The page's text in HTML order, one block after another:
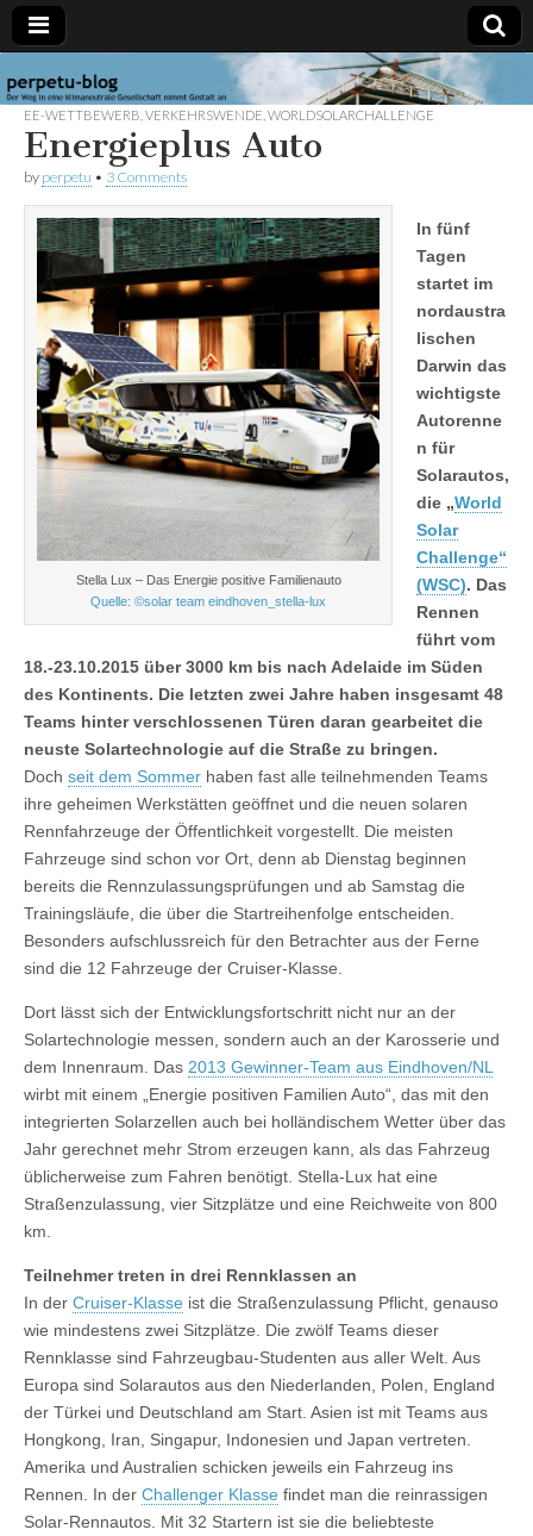
perpetu-
blog
Der Weg in
eine
klimaneutrale
Gesellschaft
nimmt
Gestalt an
EE-WETTBEWERB VERKEHRSWENDE WORLDSOLARCHALLENGE
Energieplus Auto
by perpetu • 3 Comments
Stella Lux – Das Energie positive Familienauto
Quelle: ©solar team eindhoven_stella-lux
In fünf
Tagen
startet im
nordaustra
lischen
Darwin das
wichtigste
Autorenne
n für
Solarautos,
die „World
Solar
Challenge“
(WSC). Das
Rennen
führt vom
18.-23.10.2015 über 3000 km bis nach Adelaide im Süden
des Kontinents. Die letzten zwei Jahre haben insgesamt 48
Teams hinter verschlossenen Türen daran gearbeitet die
neuste Solartechnologie auf die Straße zu bringen.
Doch seit dem Sommer haben fast alle teilnehmenden Teams
ihre geheimen Werkstätten geöffnet und die neuen solaren
Rennfahrzeuge der Öffentlichkeit vorgestellt. Die meisten
Fahrzeuge sind schon vor Ort, denn ab Dienstag beginnen
bereits die Rennzulassungsprüfungen und ab Samstag die
Trainingsläufe, die über die Startreihenfolge entscheiden.
Besonders aufschlussreich für den Betrachter aus der Ferne
sind die 12 Fahrzeuge der Cruiser-Klasse.
Dort lässt sich der Entwicklungsfortschritt nicht nur an der
Solartechnologie messen, sondern auch an der Karosserie und
dem Innenraum. Das 2013 Gewinner-Team aus Eindhoven/NL
wirbt mit einem „Energie positiven Familien Auto“, das mit den
integrierten Solarzellen auch bei holländischem Wetter über das
Jahr gerechnet mehr Strom erzeugen kann, als das Fahrzeug
üblicherweise zum Fahren benötigt. Stella-Lux hat eine
Straßenzulassung, vier Sitzplätze und eine Reichweite von 800
km.
Teilnehmer treten in drei Rennklassen an
In der Cruiser-Klasse ist die Straßenzulassung Pflicht, genauso
wie mindestens zwei Sitzplätze. Die zwölf Teams dieser
Rennklasse sind Fahrzeugbau-Studenten aus aller Welt. Aus
Europa sind Solarautos aus den Niederlanden, Polen, England
der Türkei und Deutschland am Start. Asien ist mit Teams aus
Hongkong, Iran, Singapur, Indonesien und Japan vertreten.
Amerika und Australien schicken jeweils ein Fahrzeug ins
Rennen. In der Challenger Klasse findet man die reinrassigen
Solar-Rennautos. Mit 32 Startern ist sie die beliebteste